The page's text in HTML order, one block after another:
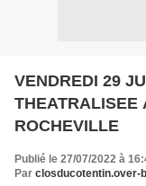
VENDREDI 29
THEATRALISEE
ROCHEVILLE
Publié le 27/07/2022 à
Par closducotentin.over-